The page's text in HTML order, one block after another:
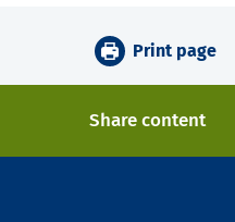
Print page
Share content